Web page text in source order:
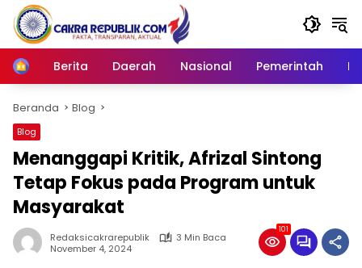
Langsung
konten
Home
Berita Daerah Nasional Pemerintah
Beranda Blog
Blog
Menanggapi Kritik, Afrizal Sintong
Tetap Fokus pada Program untuk
Masyarakat
Redaksicakrarepublik
3 Min Baca
November 4, 2024
101